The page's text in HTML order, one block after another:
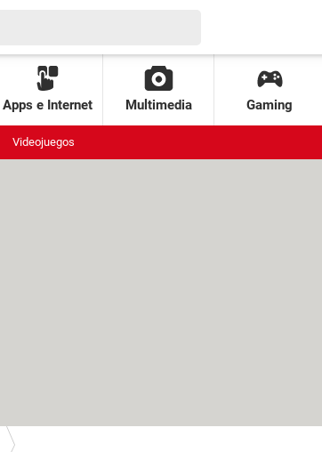
Apps e Internet Multimedia Gaming
Videojuegos